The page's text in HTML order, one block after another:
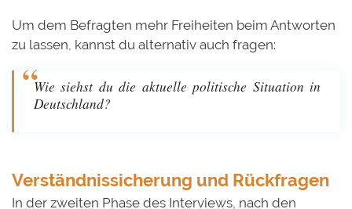
Um dem Befragten mehr Freiheiten beim Antworten
zu lassen, kannst du alternativ auch fragen:
Wie siehst du die aktuelle politische Situation in
Deutschland?
Verständnissicherung und Rückfragen
In der zweiten Phase des Interviews, nach den